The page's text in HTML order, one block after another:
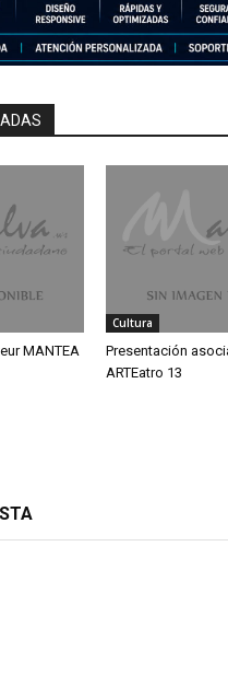
MANTEA
Cultura
Presentación
ARTEatro 13